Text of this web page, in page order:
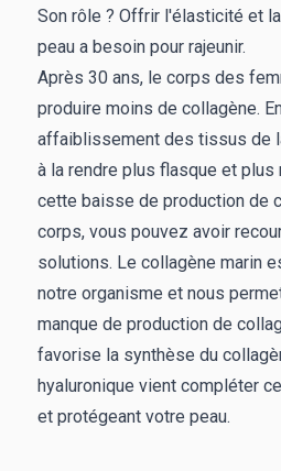
Son rôle ? Offrir l'élasticité et
peau a besoin pour rajeunir.
Après 30 ans, le corps des
produire moins de collagène.
affaiblissement des tissus de
à la rendre plus flasque et
cette baisse de production de
corps, vous pouvez avoir
solutions. Le collagène marin
notre organisme et nous
manque de production de
favorise la synthèse du
hyaluronique vient compléter
et protégeant votre peau.